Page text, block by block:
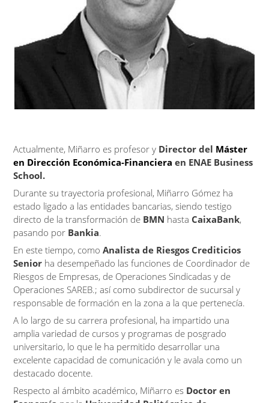
Actualmente, Miñarro es profesor y Director del Máster
en Dirección Económica-Financiera en ENAE Business
School.
Durante su trayectoria profesional, Miñarro Gómez ha
estado ligado a las entidades bancarias, siendo testigo
directo de la transformación de BMN hasta CaixaBank,
pasando por Bankia.
En este tiempo, comoAnalista de Riesgos Crediticios
Senior ha desempeñado las funciones de Coordinador de
Riesgos de Empresas, de Operaciones Sindicadas y de
Operaciones SAREB.; así como subdirector de sucursal y
responsable de formación en la zona a la que pertenecía.
A lo largo de su carrera profesional, ha impartido una
amplia variedad de cursos y programas de posgrado
universitario, lo que le ha permitido desarrollar una
excelente capacidad de comunicación y le avala como un
destacado docente.
Respecto al ámbito académico, Miñarro es Doctor en